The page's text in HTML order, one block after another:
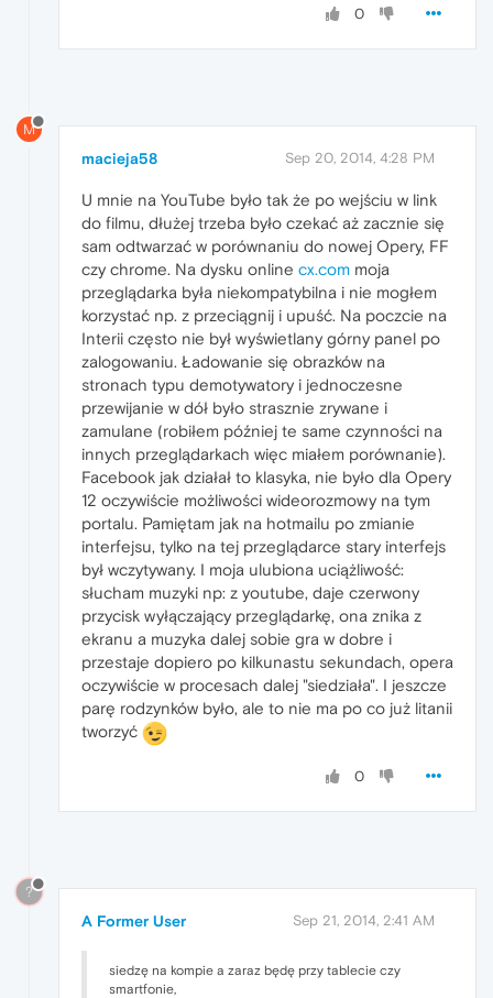
0
M
macieja58 Sep 20, 2014, 4:28 PM
U mnie na YouTube było tak że po wejściu w link
do filmu, dłużej trzeba było czekać aż zacznie się
sam odtwarzać w porównaniu do nowej Opery, FF
czy chrome. Na dysku online cx.com moja
przeglądarka była niekompatybilna i nie mogłem
korzystać np. z przeciągnij i upuść. Na poczcie na
Interii często nie był wyświetlany górny panel po
zalogowaniu. Ładowanie się obrazków na
stronach typu demotywatory i jednoczesne
przewijanie w dół było strasznie zrywane i
zamulane (robiłem później te same czynności na
innych przeglądarkach więc miałem porównanie).
Facebook jak działał to klasyka, nie było dla Opery
12 oczywiście możliwości wideorozmowy na tym
portalu. Pamiętam jak na hotmailu po zmianie
interfejsu, tylko na tej przeglądarce stary interfejs
był wczytywany. I moja ulubiona uciążliwość:
słucham muzyki np: z youtube, daje czerwony
przycisk wyłączający przeglądarkę, ona znika z
ekranu a muzyka dalej sobie gra w dobre i
przestaje dopiero po kilkunastu sekundach, opera
oczywiście w procesach dalej "siedziała". I jeszcze
parę rodzynków było, ale to nie ma po co już litanii
tworzyć
0
?
A Former User Sep 21, 2014, 2:41 AM
siedzę na kompie a zaraz będę przy tablecie czy
smartfonie,